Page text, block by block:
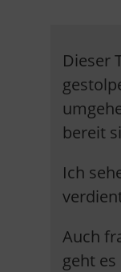
Dieser
bereit
Ich
Auch
geht